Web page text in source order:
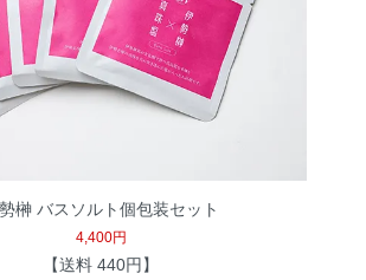
榊 バスソルト個包装セット
4,400円
【送料 440円】